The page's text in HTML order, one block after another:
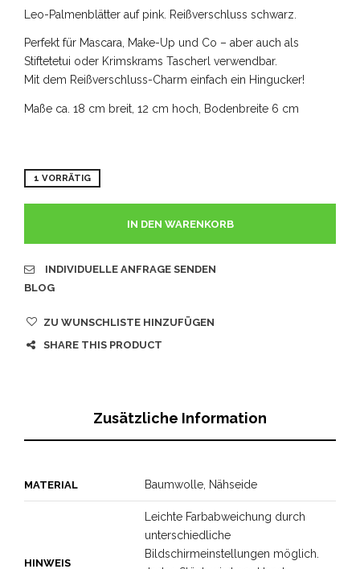
Leo-Palmenblätter auf pink. Reißverschluss schwarz.
Perfekt für Mascara, Make-Up und Co – aber auch als
Stiftetetui oder Krimskrams Tascherl verwendbar.
Mit dem Reißverschluss-Charm einfach ein Hingucker!
Maße ca. 18 cm breit, 12 cm hoch, Bodenbreite 6 cm
1 VORRÄTIG
IN DEN WARENKORB
INDIVIDUELLE ANFRAGE SENDEN
BLOG
ZU WUNSCHLISTE HINZUFÜGEN
SHARE THIS PRODUCT
Zusätzliche Information
MATERIAL Baumwolle, Nähseide
HINWEIS
Leichte Farbabweichung durch
unterschiedliche
Bildschirmeinstellungen möglich.